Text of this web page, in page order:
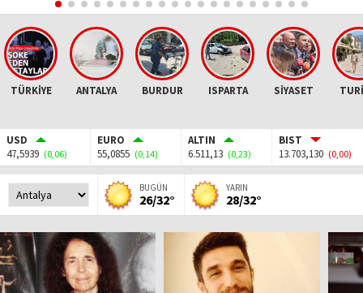
TÜRKİYE ANTALYA BURDUR ISPARTA SİYASET
USD
47,5939 (0,06)
EURO
55,0855 (0,14)
ALTIN
6.511,13 (0,23)
BIST
13.703,130 (0,00)
BUGÜN
26/32°
YARIN
28/32°